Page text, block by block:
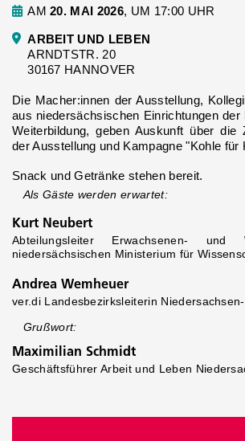
AM20. MAI 2026, UM 17:00 UHR
ARBEIT UND LEBEN
ARNDTSTR. 20
30167 HANNOVER
Die Macher:innen der Ausstellung,
aus niedersächsischen Einrichtungen der
Weiterbildung, geben Auskunft über die
der Ausstellung und Kampagne "Kohle für
Snack und Getränke stehen bereit.
Als Gäste werden erwartet:
Kurt Neubert
Abteilungsleiter Erwachsenen- und
niedersächsischen Ministerium für
Andrea Wemheuer
ver.di Landesbezirksleiterin
Grußwort:
Maximilian Schmidt
Geschäftsführer Arbeit und Leben